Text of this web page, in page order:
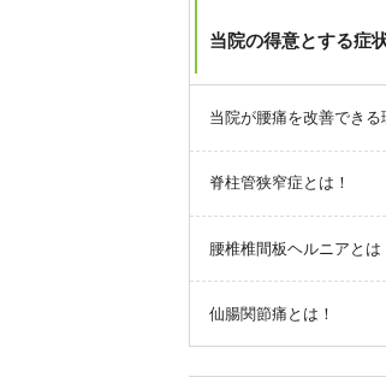
当院の得意とする症
当院が腰痛を改善できる
脊柱管狭窄症とは！
腰椎椎間板ヘルニアとは
仙腸関節痛とは！